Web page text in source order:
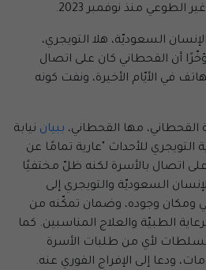
الطوعي منذ نوفمبر 2023.
السعوديّة، هلا التويجري،
أن القحطاني كان على اتصال
في الأيّام الأخيرة، ونفت كونه
مها القحطاني، ببيان نيابة
التويجري للأحداث "عارية تمامًا عن
اتصال بالأسرة لكنه ظلّ مختفيًا
السعوديّة والتويجري إلى
ومكان وجوده، وضمان تمكّنه من
الطبيّة والعلاج المناسبين. كما
لأي من طلبات الأسرة
ودعا إلى الإفراج الفوري عنه.